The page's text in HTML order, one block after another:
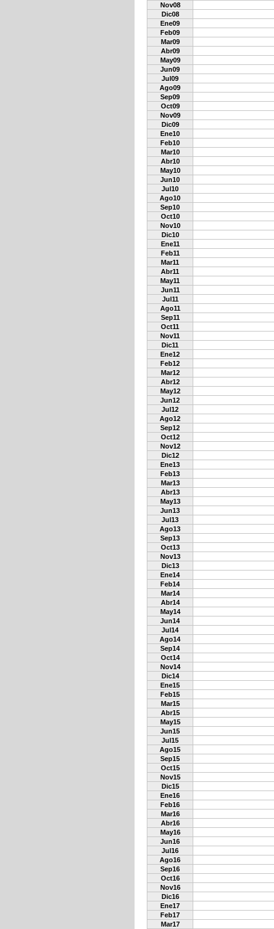
Nov08
Dic08
Ene09
Feb09
Mar09
Abr09
May09
Jun09
Jul09
Ago09
Sep09
Oct09
Nov09
Dic09
Ene10
Feb10
Mar10
Abr10
May10
Jun10
Jul10
Ago10
Sep10
Oct10
Nov10
Dic10
Ene11
Feb11
Mar11
Abr11
May11
Jun11
Jul11
Ago11
Sep11
Oct11
Nov11
Dic11
Ene12
Feb12
Mar12
Abr12
May12
Jun12
Jul12
Ago12
Sep12
Oct12
Nov12
Dic12
Ene13
Feb13
Mar13
Abr13
May13
Jun13
Jul13
Ago13
Sep13
Oct13
Nov13
Dic13
Ene14
Feb14
Mar14
Abr14
May14
Jun14
Jul14
Ago14
Sep14
Oct14
Nov14
Dic14
Ene15
Feb15
Mar15
Abr15
May15
Jun15
Jul15
Ago15
Sep15
Oct15
Nov15
Dic15
Ene16
Feb16
Mar16
Abr16
May16
Jun16
Jul16
Ago16
Sep16
Oct16
Nov16
Dic16
Ene17
Feb17
Mar17